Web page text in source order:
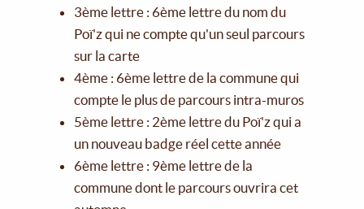
3ème lettre : 6ème lettre du nom du
Poï'z qui ne compte qu'un seul parcours
sur la carte
4ème : 6ème lettre de la commune qui
compte le plus de parcours intra-muros
5ème lettre : 2ème lettre du Poï'z qui a
un nouveau badge réel cette année
6ème lettre : 9ème lettre de la
commune dont le parcours ouvrira cet